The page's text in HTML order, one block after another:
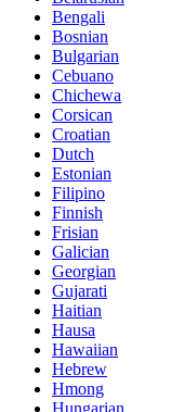
Bengali
Bosnian
Bulgarian
Cebuano
Chichewa
Corsican
Croatian
Dutch
Estonian
Filipino
Finnish
Frisian
Galician
Georgian
Gujarati
Haitian
Hausa
Hawaiian
Hebrew
Hmong
Hungarian